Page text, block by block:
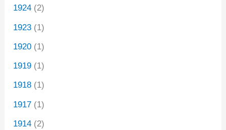
1924 (2)
1923 (1)
1920 (1)
1919 (1)
1918 (1)
1917 (1)
1914 (2)